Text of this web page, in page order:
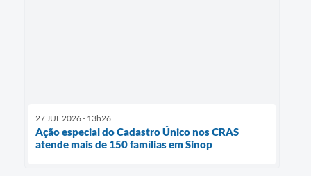
27 JUL 2026 - 13h26
Ação especial do Cadastro Único nos CRAS
atende mais de 150 famílias em Sinop